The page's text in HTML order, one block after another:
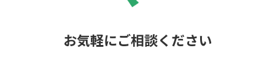
お気軽にご相談ください